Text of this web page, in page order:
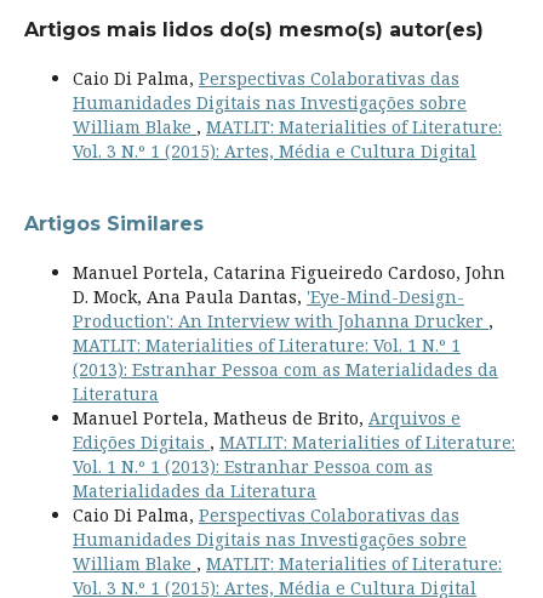
Artigos mais lidos do(s) mesmo(s) autor(es)
Caio Di Palma, Perspectivas Colaborativas das
Humanidades Digitais nas Investigações sobre
William Blake , MATLIT: Materialities of Literature:
Vol. 3 N.º 1 (2015): Artes, Média e Cultura Digital
Artigos Similares
Manuel Portela, Catarina Figueiredo Cardoso, John
D. Mock, Ana Paula Dantas, 'Eye-Mind-Design-
Production': An Interview with Johanna Drucker ,
MATLIT: Materialities of Literature: Vol. 1 N.º 1
(2013): Estranhar Pessoa com as Materialidades da
Literatura
Manuel Portela, Matheus de Brito, Arquivos e
Edições Digitais , MATLIT: Materialities of Literature:
Vol. 1 N.º 1 (2013): Estranhar Pessoa com as
Materialidades da Literatura
Caio Di Palma, Perspectivas Colaborativas das
Humanidades Digitais nas Investigações sobre
William Blake , MATLIT: Materialities of Literature:
Vol. 3 N.º 1 (2015): Artes, Média e Cultura Digital